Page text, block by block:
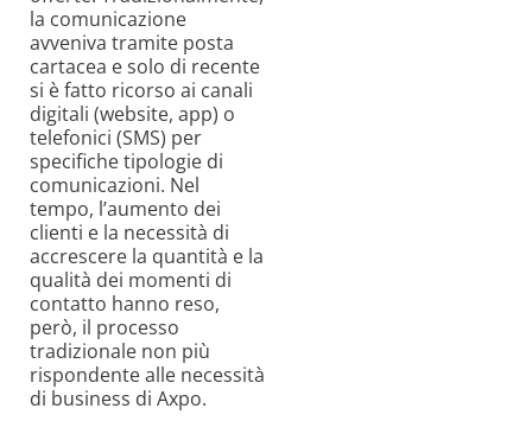
la comunicazione
avveniva tramite posta
cartacea e solo di recente
si è fatto ricorso ai canali
digitali (website, app) o
telefonici (SMS) per
specifiche tipologie di
comunicazioni. Nel
tempo, l’aumento dei
clienti e la necessità di
accrescere la quantità e la
qualità dei momenti di
contatto hanno reso,
però, il processo
tradizionale non più
rispondente alle necessità
di business di Axpo.